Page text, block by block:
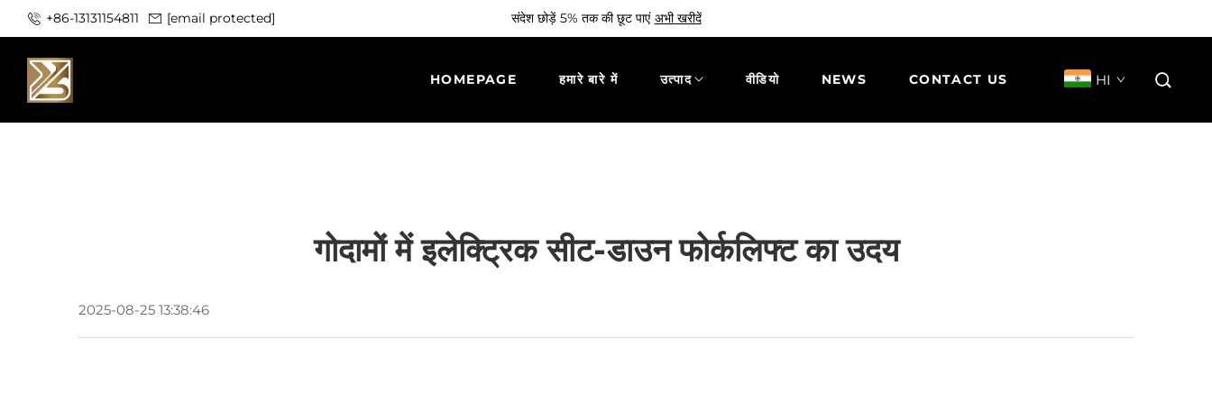
+86-13131154811 [email protected] संदेश छोड़ें 5% तक की छूट पाएं अभी खरीदें
HOMEPAGE हमारे बारे में उत्पाद वीडियो NEWS CONTACT US HI
गोदामों में इलेक्ट्रिक सीट-डाउन फोर्कलिफ्ट का उदय
2025-08-25 13:38:46